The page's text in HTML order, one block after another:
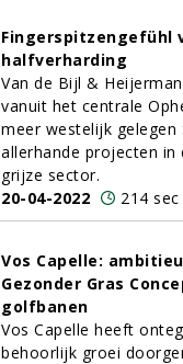
Fingerspitzengefühl
halfverharding
Van de Bijl &
vanuit het centrale
meer westelijk gelegen
allerhande projecten in
grijze sector.
20-04-2022
214 sec
Vos Capelle:
Gezonder Gras
golfbanen
Vos Capelle heeft
behoorlijk groei